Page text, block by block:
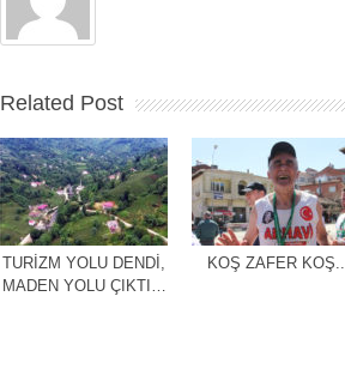
Related Post
TURİZM YOLU DENDİ,
MADEN YOLU ÇIKTI…
KOŞ ZAFER KOŞ..